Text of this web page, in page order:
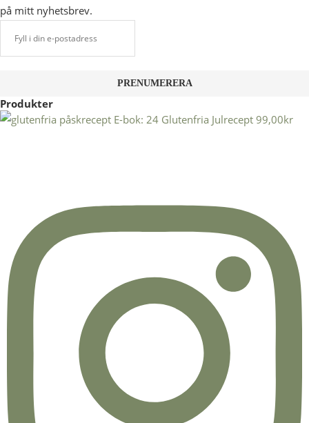
på mitt nyhetsbrev.
Produkter
E-bok: 24 Glutenfria Julrecept 99,00kr